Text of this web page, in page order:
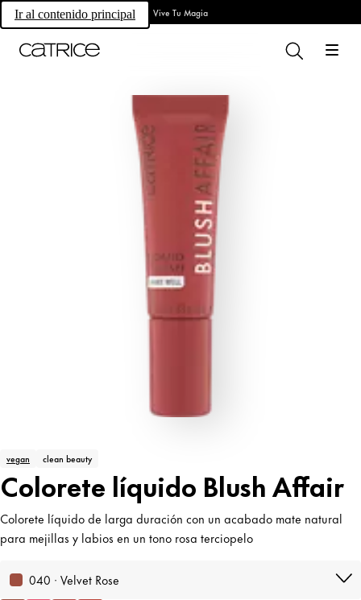
Ir al contenido principal Vive Tu Magia
vegan clean beauty
Colorete líquido Blush Affair
Colorete líquido de larga duración con un acabado mate natural
para mejillas y labios en un tono rosa terciopelo
040 · Velvet Rose